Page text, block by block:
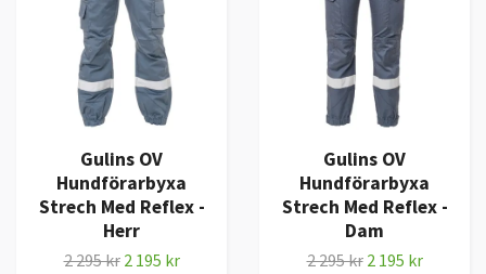
Gulins OV
Hundförarbyxa
Strech Med Reflex -
Herr
2 295 kr 2 195 kr
Gulins OV
Hundförarbyxa
Strech Med Reflex -
Dam
2 295 kr 2 195 kr